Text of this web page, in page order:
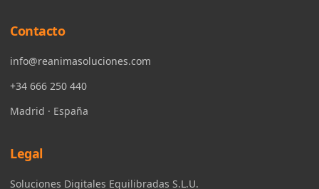
Contacto
info@reanimasoluciones.com
+34 666 250 440
Madrid · España
Legal
Soluciones Digitales Equilibradas S.L.U.